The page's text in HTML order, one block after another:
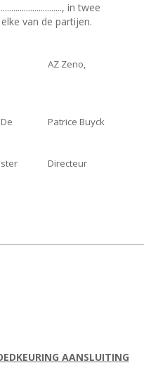
in twee
van de partijen.
AZ Zeno,
Patrice Buyck
Directeur
AANSLUITING